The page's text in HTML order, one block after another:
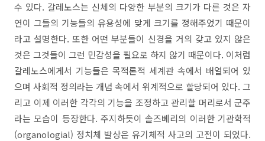
수 있다. 갈레노스는 신체의 다양한 부분의 크기가 다른 것은 자
연이 그들의 기능들의 유용성에 맞게 크기를 정해주었기 때문이
라고 설명한다. 또한 어떤 부분들이 신경을 거의 갖고 있지 않은
것은 그것들이 그런 민감성을 필요로 하지 않기 때문이다. 이처럼
갈레노스에게서 기능들은 목적론적 세계관 속에서 배열되어 있
으며 사회적 정의라는 개념 속에서 위계적으로 할당되어 있다. 그
리고 이제 이러한 각각의 기능을 조정하고 관리할 머리로서 군주
라는 모습이 등장한다. 주지하듯이 솔즈베리의 이러한 기관학적
(organologial) 정치체 발상은 유기체적 사고의 고전이 되었다.